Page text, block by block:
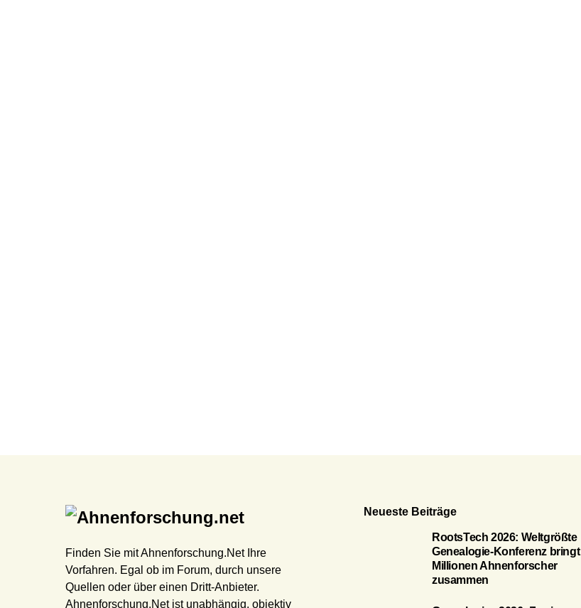
Finden Sie mit Ahnenforschung.Net Ihre
Vorfahren. Egal ob im Forum, durch unsere
Quellen oder über einen Dritt-Anbieter.
Ahnenforschung.Net ist unabhängig, objektiv
Neueste Beiträge
RootsTech 2026: Weltgrößte
Genealogie-Konferenz bringt
Millionen Ahnenforscher
zusammen